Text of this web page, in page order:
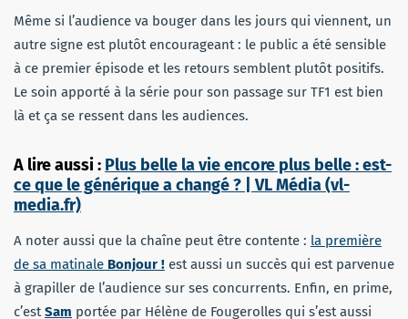
Même si l’audience va bouger dans les jours qui viennent, un
autre signe est plutôt encourageant : le public a été sensible
à ce premier épisode et les retours semblent plutôt positifs.
Le soin apporté à la série pour son passage sur TF1 est bien
là et ça se ressent dans les audiences.
A lire aussi : Plus belle la vie encore plus belle : est-
ce que le générique a changé ? | VL Média (vl-
media.fr)
A noter aussi que la chaîne peut être contente : la première
de sa matinale Bonjour ! est aussi un succès qui est parvenue
à grapiller de l’audience sur ses concurrents. Enfin, en prime,
c’estSam portée par Hélène de Fougerolles qui s’est aussi